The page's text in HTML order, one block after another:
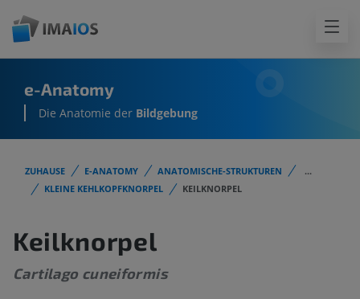
e-Anatomy
Die Anatomie der Bildgebung
ZUHAUSE E-ANATOMY ANATOMISCHE-STRUKTUREN
...
KLEINE KEHLKOPFKNORPEL
KEILKNORPEL
Keilknorpel
Cartilago cuneiformis